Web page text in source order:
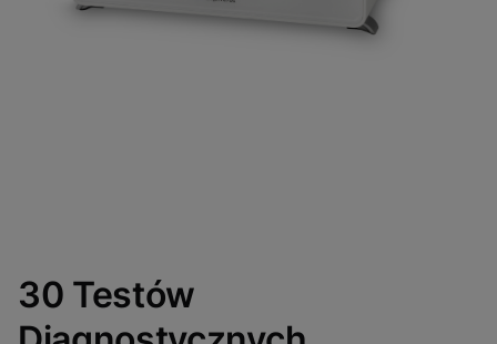
30 Testów